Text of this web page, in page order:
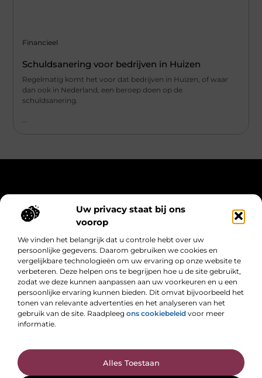
Uw privacy staat bij ons
voorop
We vinden het belangrijk dat u controle hebt over uw
persoonlijke gegevens. Daarom gebruiken we cookies en
vergelijkbare technologieën om uw ervaring op onze website te
verbeteren. Deze helpen ons te begrijpen hoe u de site gebruikt,
zodat we deze kunnen aanpassen aan uw voorkeuren en u een
persoonlijke ervaring kunnen bieden. Dit omvat bijvoorbeeld het
tonen van relevante advertenties en het analyseren van het
gebruik van de site. Raadpleeg ons cookiebeleid voor meer
informatie.
Alles Toestaan
Financieel
Schuldsanering voor bedrijven in Huizen
Regelmatig komt het voor dat bedrijven in Huizen, of waar
dan ook in Nederland, een beroep doen op de
schuldsanering.
@2025 All Right Reserved. Design by